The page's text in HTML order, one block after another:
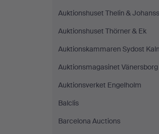
Auktionshuset Thelin &
Auktionshuset Thörner & Ek
Auktionskammaren Sydost
Auktionsmagasinet Vänersborg
Auktionsverket Engelholm
Balclis
Barcelona Auctions